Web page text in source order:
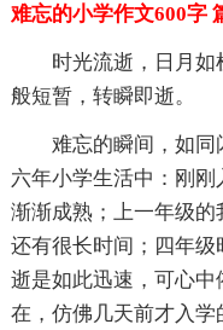
难忘的小学作文600字
时光流逝，日月
般短暂，转瞬即逝。
难忘的瞬间，如同
六年小学生活中：刚
渐渐成熟；上一年级
还有很长时间；四年
逝是如此迅速，可心
在，仿佛几天前才入学